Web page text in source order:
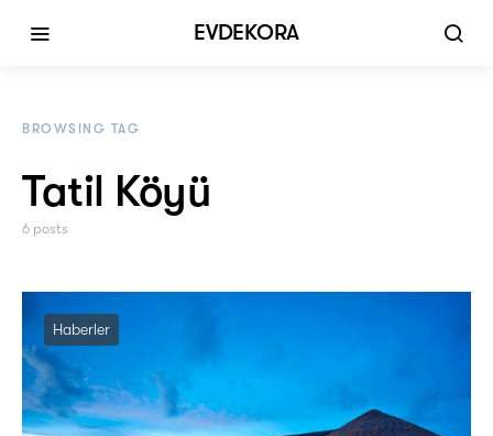
EVDEKORA
BROWSING TAG
Tatil Köyü
6 posts
Haberler